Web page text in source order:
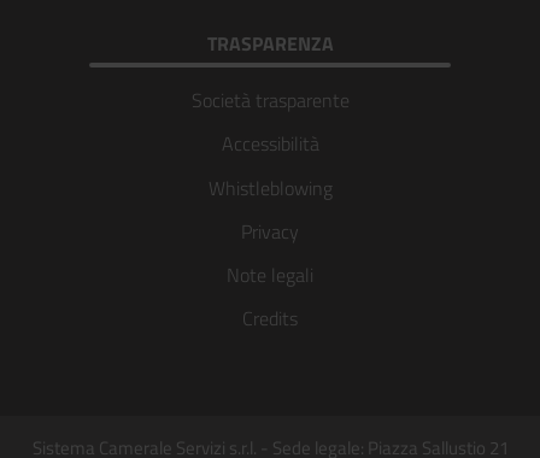
TRASPARENZA
Società trasparente
Accessibilità
Whistleblowing
Privacy
Note legali
Credits
Sistema Camerale Servizi s.r.l. - Sede legale: Piazza Sallustio 21